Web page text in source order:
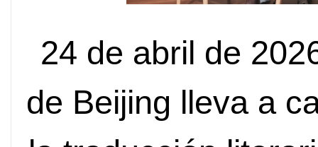
24 de abril de
de Beijing lleva a